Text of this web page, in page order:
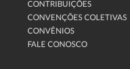
CONTRIBUIÇÕES
CONVENÇÕES COLETIVAS
CONVÊNIOS
FALE CONOSCO